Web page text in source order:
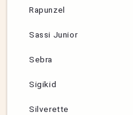
Rapunzel
Sassi Junior
Sebra
Sigikid
Silverette